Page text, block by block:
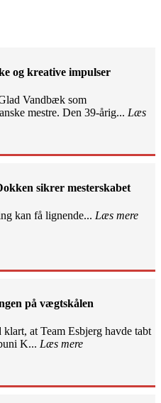
og kreative impulser
Vandbæk som
mestre. Den 39-årig... Læs
sikrer mesterskabet
kan få lignende... Læs mere
på vægtskålen
at Team Esbjerg havde tabt
K... Læs mere